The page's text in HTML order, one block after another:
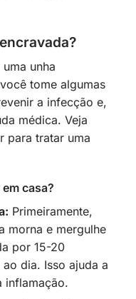
unha
tome algumas
a infecção e,
médica. Veja
para tratar uma
casa?
Primeiramente,
morna e mergulhe
por 15-20
dia. Isso ajuda a
inflamação.